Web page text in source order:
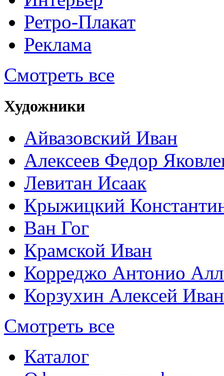
Ретро-Плакат
Реклама
Смотреть все
Художники
Айвазовский Иван
Алексеев Федор
Левитан Исаак
Крыжицкий
Ван Гог
Крамской Иван
Корреджо Антонио
Корзухин Алексей
Смотреть все
Каталог